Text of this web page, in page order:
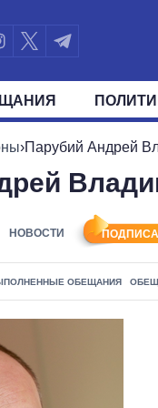
ПРЕЗИДЕНТ И
›Парубий Андрей
НОВОСТИ
ОБЕЩАНИЯ